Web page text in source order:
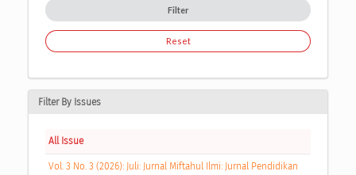
Filter
Reset
Filter By Issues
All Issue
Vol. 3 No. 3 (2026): Juli: Jurnal Miftahul Ilmi: Jurnal Pendidikan